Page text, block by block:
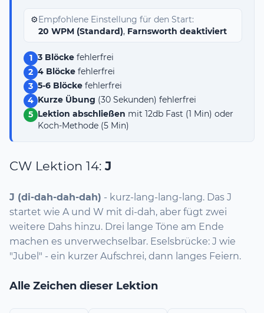
⚙️Empfohlene Einstellung für den Start:
20 WPM (Standard), Farnsworth deaktiviert
1 3 Blöcke fehlerfrei
2 4 Blöcke fehlerfrei
3 5-6 Blöcke fehlerfrei
4 Kurze Übung (30 Sekunden) fehlerfrei
5 Lektion abschließen mit 12db Fast (1 Min) oder
Koch-Methode (5 Min)
CW Lektion 14: J
J (di-dah-dah-dah) - kurz-lang-lang-lang. Das J
startet wie A und W mit di-dah, aber fügt zwei
weitere Dahs hinzu. Drei lange Töne am Ende
machen es unverwechselbar. Eselsbrücke: J wie
"Jubel" - ein kurzer Aufschrei, dann langes Feiern.
Alle Zeichen dieser Lektion